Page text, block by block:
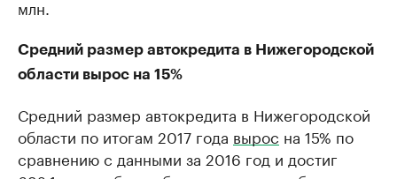
млн.
Средний размер автокредита в Нижегородской
области вырос на 15%
Средний размер автокредита в Нижегородской
области по итогам 2017 года вырос на 15% по
сравнению с данными за 2016 год и достиг ​